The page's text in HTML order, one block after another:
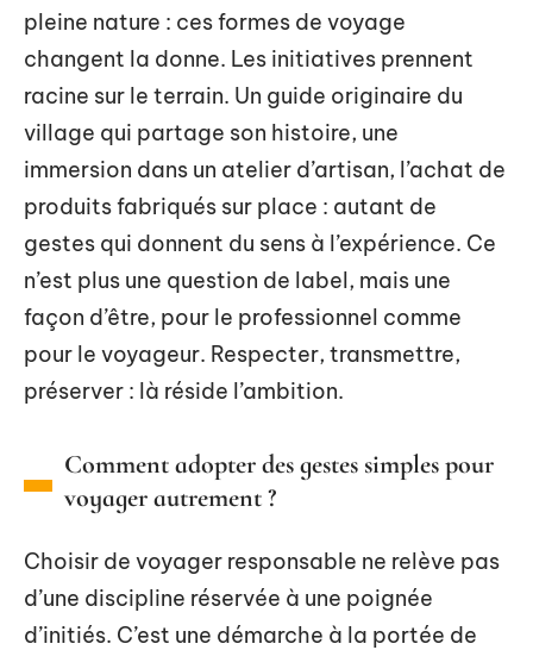
pleine nature : ces formes de voyage
changent la donne. Les initiatives prennent
racine sur le terrain. Un guide originaire du
village qui partage son histoire, une
immersion dans un atelier d’artisan, l’achat de
produits fabriqués sur place : autant de
gestes qui donnent du sens à l’expérience. Ce
n’est plus une question de label, mais une
façon d’être, pour le professionnel comme
pour le voyageur. Respecter, transmettre,
préserver : là réside l’ambition.
Comment adopter des gestes simples pour
voyager autrement ?
Choisir de voyager responsable ne relève pas
d’une discipline réservée à une poignée
d’initiés. C’est une démarche à la portée de